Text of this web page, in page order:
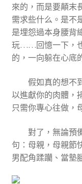
來的，而是要顛末
需求些什么。是不
是埋怨過本身腰背
玩……回憶一下，
的，一向躲在心底
假如真的想不
以進獻你的肉體，
只需你專心往做，
對了，無論預備
句：母親，母親節
男配角蹂躪、當墊